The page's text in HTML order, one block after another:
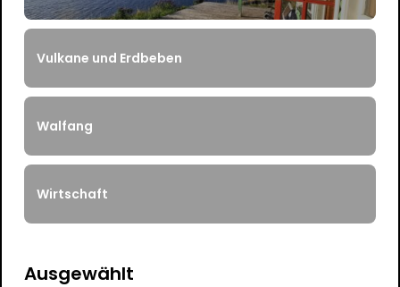
Vulkane und Erdbeben
Walfang
Wirtschaft
Ausgewählt